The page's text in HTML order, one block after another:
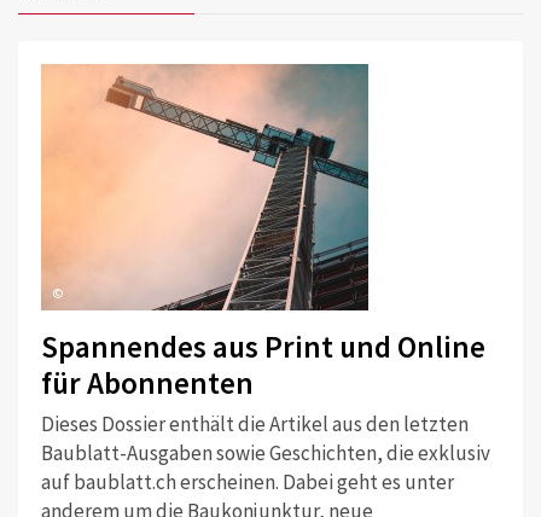
©
Spannendes aus Print und Online
für Abonnenten
Dieses Dossier enthält die Artikel aus den letzten
Baublatt-Ausgaben sowie Geschichten, die exklusiv
auf baublatt.ch erscheinen. Dabei geht es unter
anderem um die Baukonjunktur, neue